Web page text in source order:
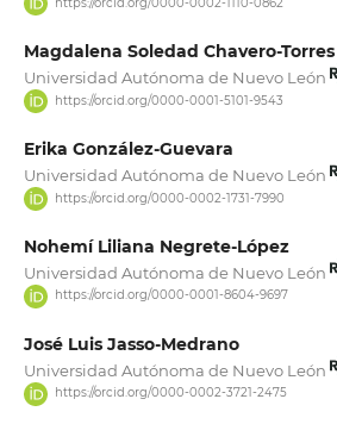
Magdalena Soledad Chavero-Torres
Universidad Autónoma de Nuevo León
https://orcid.org/0000-0001-5101-9543
Erika González-Guevara
Universidad Autónoma de Nuevo León
https://orcid.org/0000-0002-1731-7990
Nohemí Liliana Negrete-López
Universidad Autónoma de Nuevo León
https://orcid.org/0000-0001-8604-9697
José Luis Jasso-Medrano
Universidad Autónoma de Nuevo León
https://orcid.org/0000-0002-3721-2475